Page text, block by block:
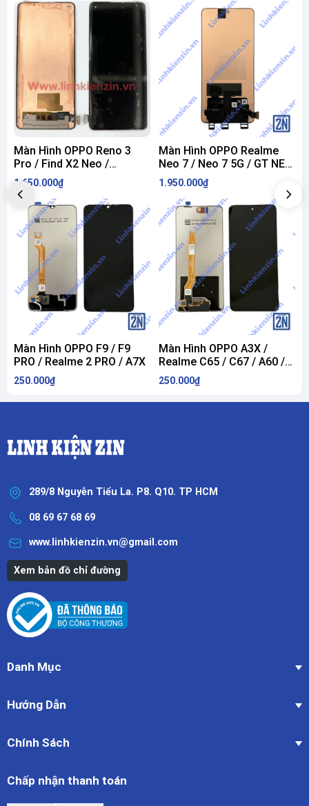
Màn Hình OPPO Reno 3
Pro / Find X2 Neo /
OnePlus 8 ZIN
1.650.000₫
Màn Hình OPPO Realme
Neo 7 / Neo 7 5G / GT NEO
7 ZIN
1.950.000₫
Màn Hình OPPO F9 / F9
PRO / Realme 2 PRO / A7X
250.000₫
Màn Hình OPPO A3X /
Realme C65 / C67 / A60 /
V60 / X60 / Realme 12X
250.000₫
289/8 Nguyễn Tiểu La. P8. Q10. TP HCM
08 69 67 68 69
www.linhkienzin.vn@gmail.com
Xem bản đồ chỉ đường
Danh Mục
Hướng Dẫn
Chính Sách
Chấp nhận thanh toán